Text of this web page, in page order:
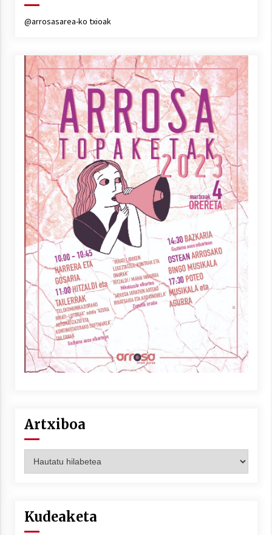
@arrosasarea-ko txioak
Artxiboa
Kudeaketa